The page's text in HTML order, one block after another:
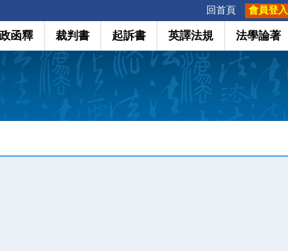
回首頁 會員登入
函釋 裁判書 起訴書 英譯法規 法學論著